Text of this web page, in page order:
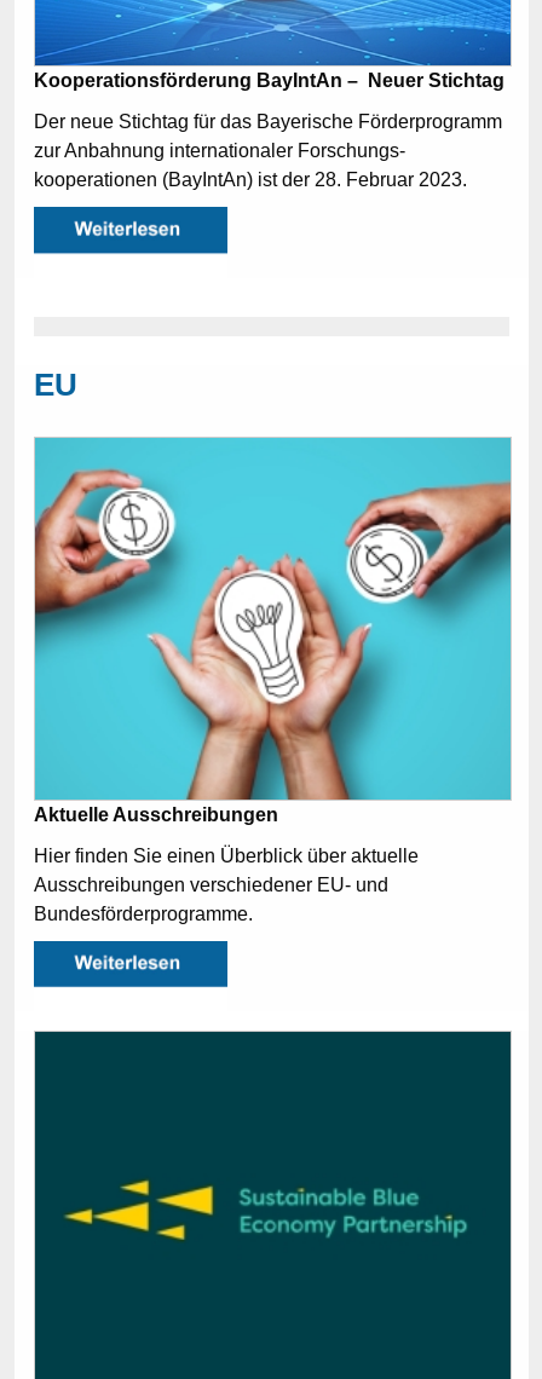
Kooperationsförderung BayIntAn – Neuer Stichtag
Der neue Stichtag für das Bayerische Förderprogramm
zur Anbahnung internationaler Forschungs­
kooperationen (BayIntAn) ist der 28. Februar 2023.
EU
Aktuelle Ausschreibungen
Hier finden Sie einen Überblick über aktuelle
Ausschreibungen verschiedener EU- und
Bundesförderprogramme.